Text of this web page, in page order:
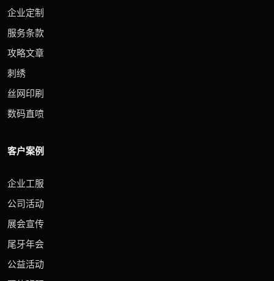
企业定制
服务条款
攻略文章
刺绣
丝网印刷
数码直喷
客户案例
企业工服
公司活动
展会宣传
尾牙年会
公益活动